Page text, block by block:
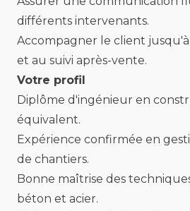
différents intervenants.
Accompagner le client
et au suivi après-vente.
Votre profil
Diplôme d'ingénieur en
équivalent.
Expérience confirmée en
de chantiers.
Bonne maîtrise des
béton et acier.